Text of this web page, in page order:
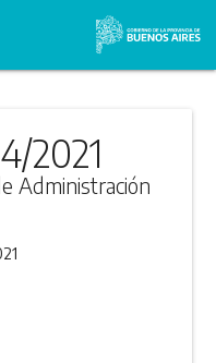
2021
Administración